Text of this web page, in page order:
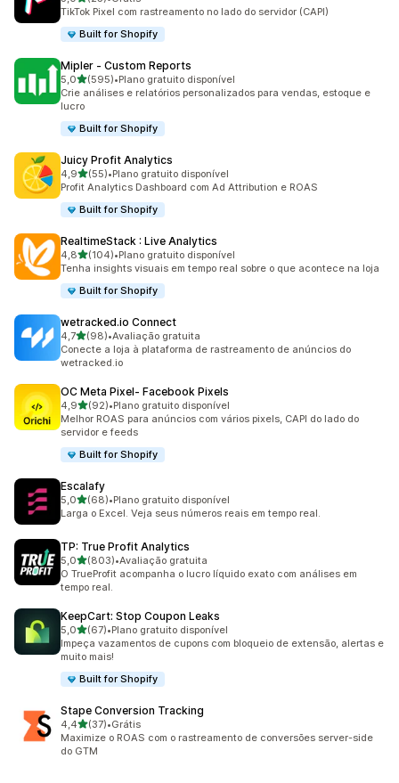
25 avaliações ao todo
TikTok Pixel com rastreamento no lado do servidor (CAPI)
Built for Shopify
Mipler ‑ Custom Reports
5,0de 5 estrelas
(595)
595 avaliações ao todo
•Plano gratuito disponível
Crie análises e relatórios personalizados para vendas, estoque e
lucro
Built for Shopify
Juicy Profit Analytics
4,9de 5 estrelas
(55)
55 avaliações ao todo
•Plano gratuito disponível
Profit Analytics Dashboard com Ad Attribution e ROAS
Built for Shopify
RealtimeStack : Live Analytics
4,8de 5 estrelas
(104)
104 avaliações ao todo
•Plano gratuito disponível
Tenha insights visuais em tempo real sobre o que acontece na loja
Built for Shopify
wetracked.io Connect
4,7de 5 estrelas
(98)
98 avaliações ao todo
•Avaliação gratuita
Conecte a loja à plataforma de rastreamento de anúncios do
wetracked.io
OC Meta Pixel‑ Facebook Pixels
4,9de 5 estrelas
(92)
92 avaliações ao todo
•Plano gratuito disponível
Melhor ROAS para anúncios com vários pixels, CAPI do lado do
servidor e feeds
Built for Shopify
Escalafy
5,0de 5 estrelas
(68)
68 avaliações ao todo
•Plano gratuito disponível
Larga o Excel. Veja seus números reais em tempo real.
TP: True Profit Analytics
5,0de 5 estrelas
(803)
803 avaliações ao todo
•Avaliação gratuita
O TrueProfit acompanha o lucro líquido exato com análises em
tempo real.
KeepCart: Stop Coupon Leaks
5,0de 5 estrelas
(67)
67 avaliações ao todo
•Plano gratuito disponível
Impeça vazamentos de cupons com bloqueio de extensão, alertas e
muito mais!
Built for Shopify
Stape Conversion Tracking
4,4de 5 estrelas
(37)
37 avaliações ao todo
•Grátis
Maximize o ROAS com o rastreamento de conversões server-side
do GTM